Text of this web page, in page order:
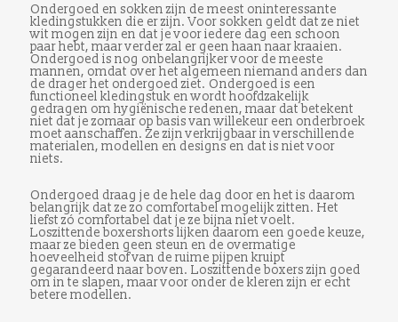
Ondergoed en sokken zijn de meest oninteressante
kledingstukken die er zijn. Voor sokken geldt dat ze niet
wit mogen zijn en dat je voor iedere dag een schoon
paar hebt, maar verder zal er geen haan naar kraaien.
Ondergoed is nog onbelangrijker voor de meeste
mannen, omdat over het algemeen niemand anders dan
de drager het ondergoed ziet. Ondergoed is een
functioneel kledingstuk en wordt hoofdzakelijk
gedragen om hygiënische redenen, maar dat betekent
niet dat je zomaar op basis van willekeur een onderbroek
moet aanschaffen. Ze zijn verkrijgbaar in verschillende
materialen, modellen en designs en dat is niet voor
niets.
Ondergoed draag je de hele dag door en het is daarom
belangrijk dat ze zo comfortabel mogelijk zitten. Het
liefst zó comfortabel dat je ze bijna niet voelt.
Loszittende boxershorts lijken daarom een goede keuze,
maar ze bieden geen steun en de overmatige
hoeveelheid stof van de ruime pijpen kruipt
gegarandeerd naar boven. Loszittende boxers zijn goed
om in te slapen, maar voor onder de kleren zijn er echt
betere modellen.